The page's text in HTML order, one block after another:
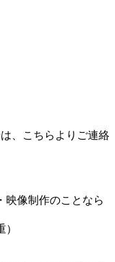
、こちらよりご連絡
映像制作のことなら